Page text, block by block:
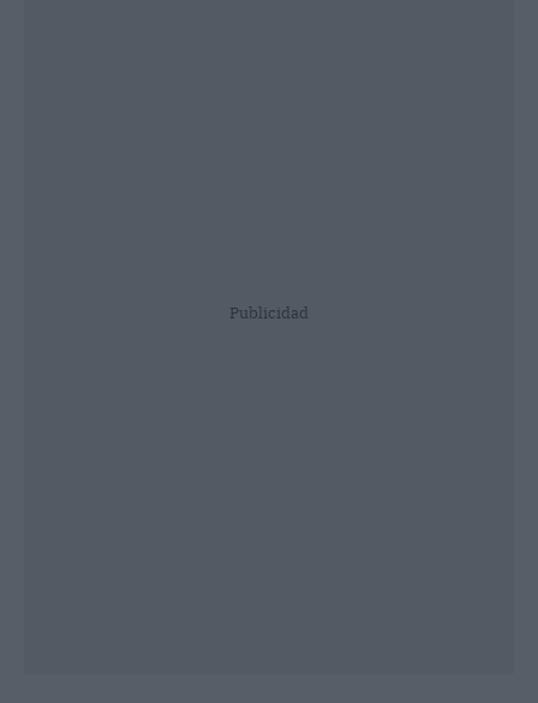
Publicidad